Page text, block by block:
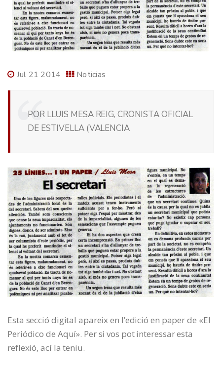
Jul 21 2014 Noticias
POR LLUIS MESA REIG, CRONISTA OFICIAL
DE ESTIVELLA (VALENCIA
Esta secció digital apareix en l’edició en paper de «El
Periódico de Aquí». Per si vos pot interessar esta
reflexió, ací la teniu.